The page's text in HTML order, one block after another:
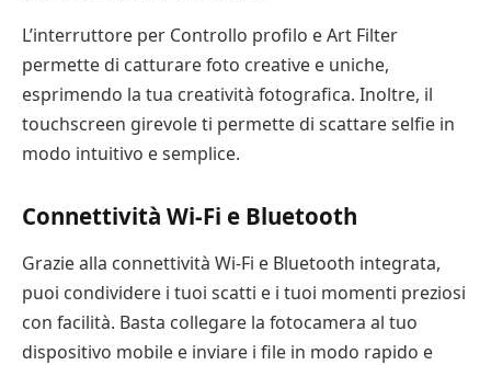
L’interruttore per Controllo profilo e Art Filter
permette di catturare foto creative e uniche,
esprimendo la tua creatività fotografica. Inoltre, il
touchscreen girevole ti permette di scattare selfie in
modo intuitivo e semplice.
Connettività Wi-Fi e Bluetooth
Grazie alla connettività Wi-Fi e Bluetooth integrata,
puoi condividere i tuoi scatti e i tuoi momenti preziosi
con facilità. Basta collegare la fotocamera al tuo
dispositivo mobile e inviare i file in modo rapido e